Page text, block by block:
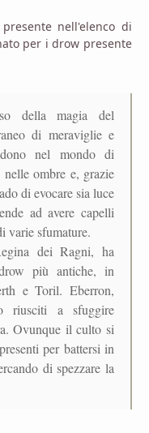
nell'elenco di
per i drow presente
della magia del
di meraviglie e
nel mondo di
ombre e, grazie
di evocare sia luce
ad avere capelli
varie sfumature.
dei Ragni, ha
più antiche, in
e Toril. Eberron,
riusciti a sfuggire
Ovunque il culto si
per battersi in
di spezzare la